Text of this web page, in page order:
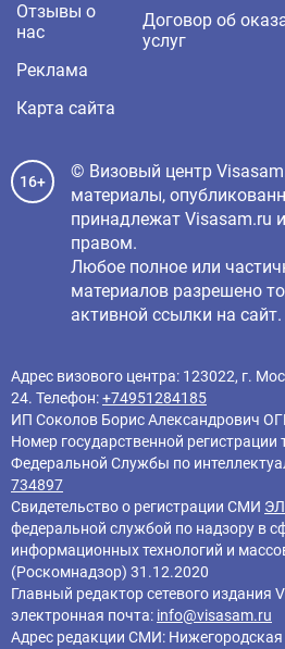
Отзывы о
нас
Реклама
Карта сайта
Договор об
услуг
16+
© Визовый центр
материалы,
принадлежат Visasam.ru
правом.
Любое полное или
материалов разрешено
активной ссылки на сайт.
Адрес визового центра: 123022, г.
24. Телефон:+74951284185
ИП Соколов Борис Александрович
Номер государственной регистрации
Федеральной Службы по
734897
Свидетельство о регистрации СМИ
федеральной службой по надзору в
информационных технологий и
(Роскомнадзор) 31.12.2020
Главный редактор cетевого издания
электронная почта: info@visasam.ru
Адрес редакции СМИ: Нижегородская